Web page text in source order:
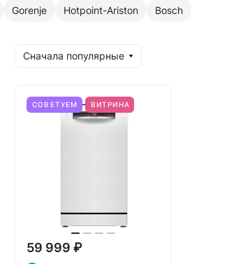
Gorenje Hotpoint-Ariston Bosch
Сначала популярные
СОВЕТУЕМ ВИТРИНА
59 999 ₽